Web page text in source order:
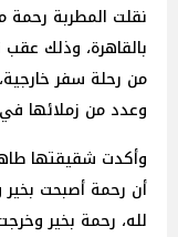
نقلت المطربة
بالقاهرة، وذلك
من رحلة سفر
وعدد من زملائها
وأكدت شقيقتها
أن رحمة أصبحت
لله، رحمة بخير